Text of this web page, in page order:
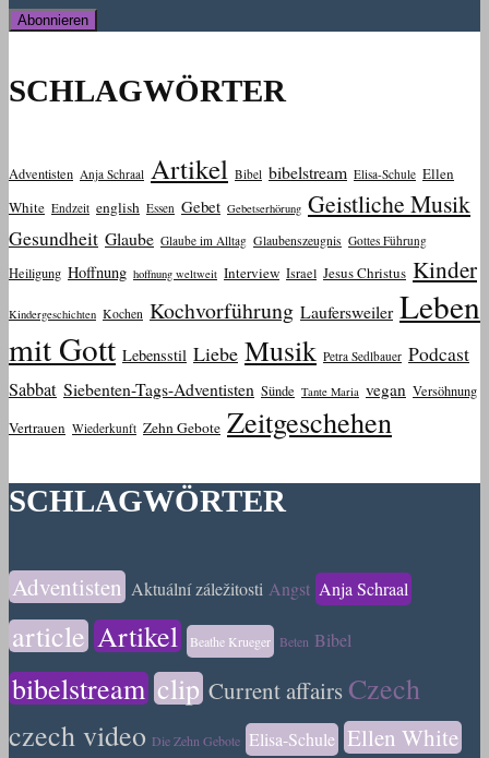
SCHLAGWÖRTER
Adventisten Anja Schraal Artikel Bibel bibelstream Elisa-Schule Ellen
White Endzeit english Essen Gebet Gebetserhörung Geistliche Musik
Gesundheit Glaube Glaube im Alltag Glaubenszeugnis Gottes Führung
Heiligung Hoffnung hoffnung weltweit Interview Israel Jesus Christus Kinder
Kindergeschichten Kochen Kochvorführung Laufersweiler Leben
mit Gott Lebensstil Liebe Musik Petra Sedlbauer Podcast
Sabbat Siebenten-Tags-Adventisten Sünde Tante Maria vegan Versöhnung
Vertrauen Wiederkunft Zehn Gebote Zeitgeschehen
SCHLAGWÖRTER
Adventisten Aktuální záležitosti Angst Anja Schraal
article Artikel Beathe Krueger Beten Bibel
bibelstream clip Current affairs Czech
czech video Die Zehn Gebote Elisa-Schule Ellen White